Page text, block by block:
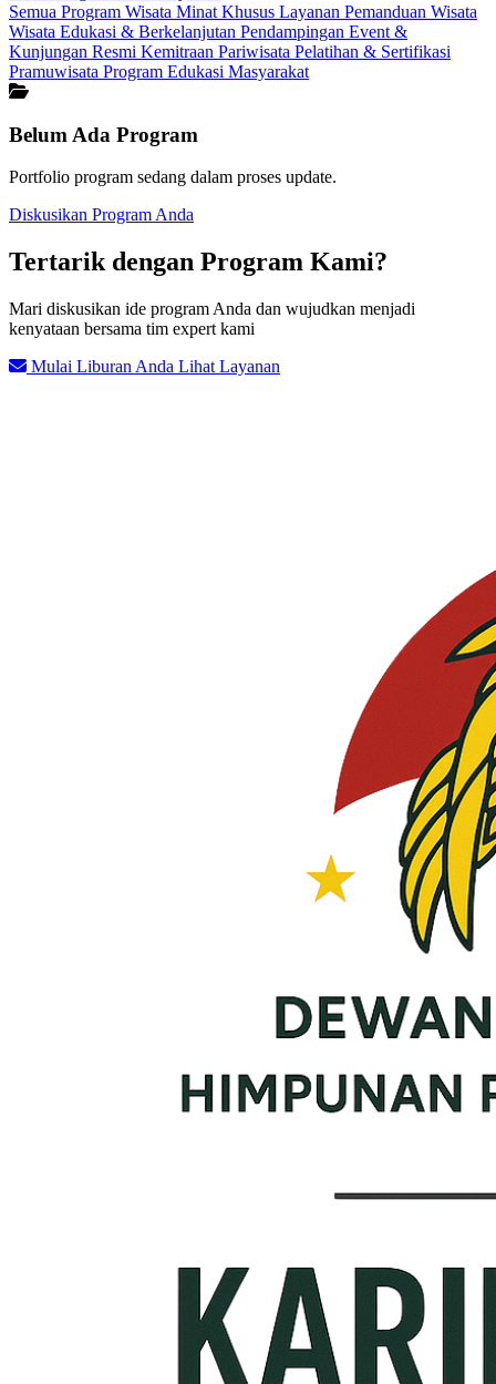
Semua Program Wisata Minat Khusus Layanan Pemanduan Wisata
Wisata Edukasi & Berkelanjutan Pendampingan Event &
Kunjungan Resmi Kemitraan Pariwisata Pelatihan & Sertifikasi
Pramuwisata Program Edukasi Masyarakat
Belum Ada Program
Portfolio program sedang dalam proses update.
Diskusikan Program Anda
Tertarik dengan Program Kami?
Mari diskusikan ide program Anda dan wujudkan menjadi
kenyataan bersama tim expert kami
Mulai Liburan Anda Lihat Layanan